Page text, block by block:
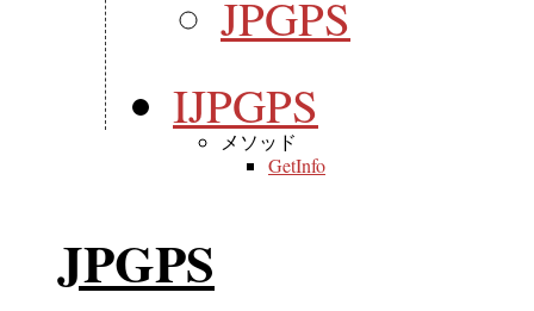
JPGPS
IJPGPS
メソッド
GetInfo
JPGPS